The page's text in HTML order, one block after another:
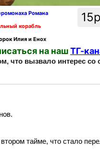
Романа
корабль
Илия и Енох
на нашТГ-
что вызвало интерес
тайме, что стало